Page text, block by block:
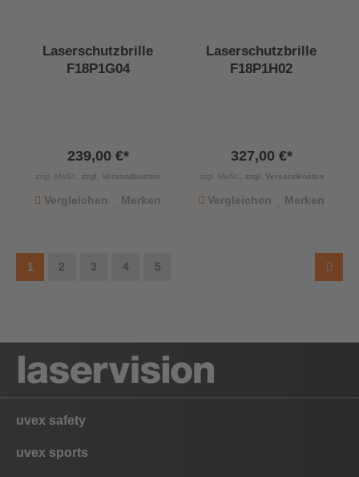
Laserschutzbrille
F18P1G04
239,00 €*
zzgl. MwSt., zzgl. Versandkosten
Vergleichen Merken
Laserschutzbrille
F18P1H02
327,00 €*
zzgl. MwSt., zzgl. Versandkosten
Vergleichen Merken
1 2 3 4 5
uvex safety
uvex sports